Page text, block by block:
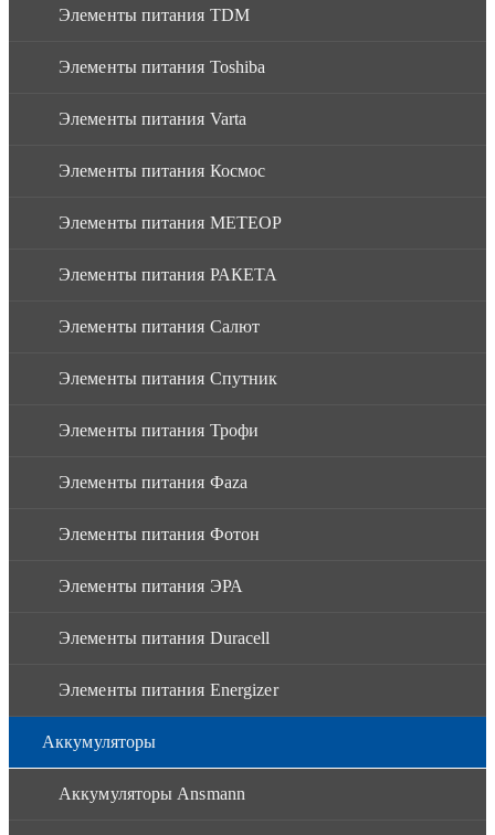
Элементы питания TDM
Элементы питания Toshiba
Элементы питания Varta
Элементы питания Космос
Элементы питания МЕТЕОР
Элементы питания РАКЕТА
Элементы питания Салют
Элементы питания Спутник
Элементы питания Трофи
Элементы питания Фaza
Элементы питания Фотон
Элементы питания ЭРА
Элементы питания Duracell
Элементы питания Energizer
Аккумуляторы
Аккумуляторы Ansmann